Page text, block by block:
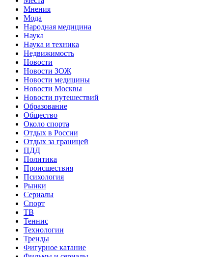
Мнения
Мода
Народная медицина
Наука
Наука и техника
Недвижимость
Новости
Новости ЗОЖ
Новости медицины
Новости Москвы
Новости путешествий
Образование
Общество
Около спорта
Отдых в России
Отдых за границей
ПДД
Политика
Происшествия
Психология
Рынки
Сериалы
Спорт
ТВ
Теннис
Технологии
Тренды
Фигурное катание